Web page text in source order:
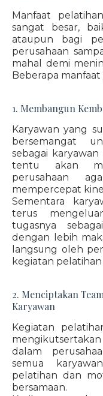
Manfaat
sangat besar,
ataupun bagi
perusahaan
mahal demi
Beberapa manfaat
1. Membangun
Karyawan yang
bersemangat
sebagai
tentu akan
perusahaan
mempercepat
Sementara
terus
tugasnya
dengan lebih
langsung oleh
kegiatan
2. Menciptakan
Karyawan
Kegiatan
dalam
semua
pelatihan dan
bersamaan.